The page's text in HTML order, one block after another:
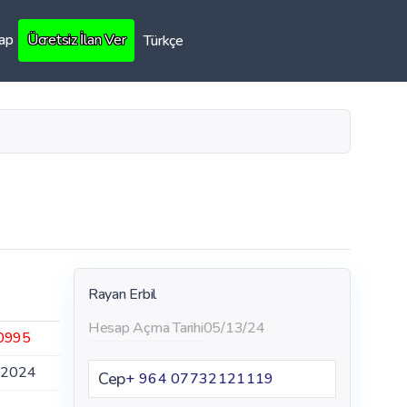
Ücretsiz İlan Ver Türkçe
Rayan Erbil
Hesap Açma Tarihi05/13/24
Cep+ 964 07732121119